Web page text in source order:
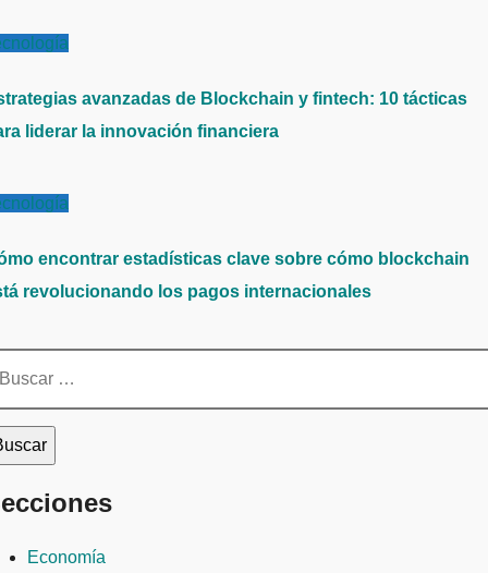
avanzadas de Blockchain y fintech: 10 tácticas
liderar la innovación financiera
encontrar estadísticas clave sobre cómo blockchain
revolucionando los pagos internacionales
Economía